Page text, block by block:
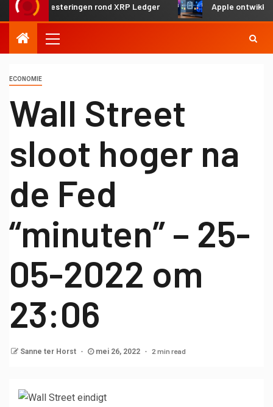
investeringen rond XRP Ledger Apple ontwikkelt
ECONOMIE
Wall Street
sloot hoger na
de Fed
“minuten” – 25-
05-2022 om
23:06
Sanne ter Horst mei 26, 2022 2 min read